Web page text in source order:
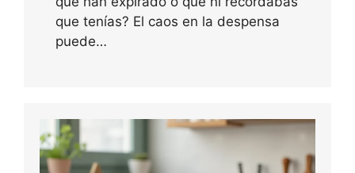
que tenías? El caos en la despensa
puede…